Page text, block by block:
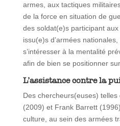
armes, aux tactiques
de la force en situation de
des soldat(e)s participant aux
issu(e)s d’armées
s’intéresser à la mentalité
afin de bien se positionner
L’assistance contre la
Des chercheurs(euses)
(2009) et Frank Barrett
culture, au sein des armées